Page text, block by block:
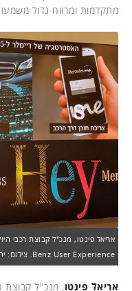
מתקדמות ומרווח גדול
Benz User Experience. צילום: יח"צ
אריאל פינטו, מנכ"ל קבוצת